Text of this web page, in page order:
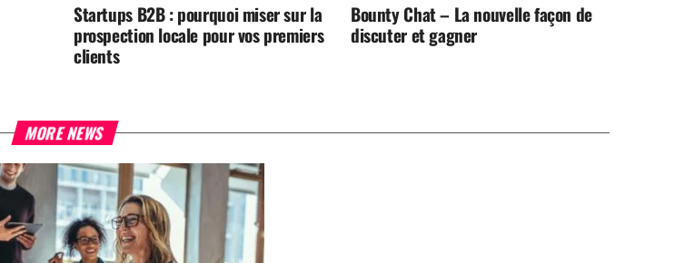
Startups B2B : pourquoi miser sur la
prospection locale pour vos premiers
clients
Bounty Chat – La nouvelle façon de
discuter et gagner
MORE NEWS